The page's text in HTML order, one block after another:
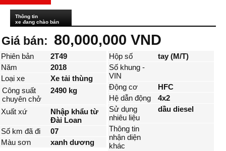
Thông tin
xe đang chào bán
Giá bán: 80,000,000 VND
Phiên bản
2T49
Năm
2018
Loại xe
Xe tải thùng
Công suất
chuyên chở
2490 kg
Xuất xứ
Nhập khẩu từ
Đài Loan
Số km đã đi
07
Màu sơn
xanh dương
Hộp số
tay (M/T)
Số khung -
VIN
Động cơ
HFC
Hệ dẫn động
4x2
Sử dụng
nhiêu liệu
dầu diesel
Thông tin
nhận diện
khác